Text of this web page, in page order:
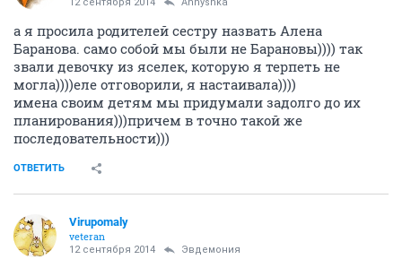
а я просила родителей сестру назвать Алена
Баранова. само собой мы были не Барановы)))) так
звали девочку из яселек, которую я терпеть не
могла))))еле отговорили, я настаивала))))
имена своим детям мы придумали задолго до их
планирования)))причем в точно такой же
последовательности)))
ОТВЕТИТЬ
Virupomaly
veteran
12 сентября 2014 Эвдемония